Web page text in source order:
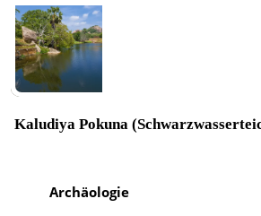
Kaludiya Pokuna
Archäologie